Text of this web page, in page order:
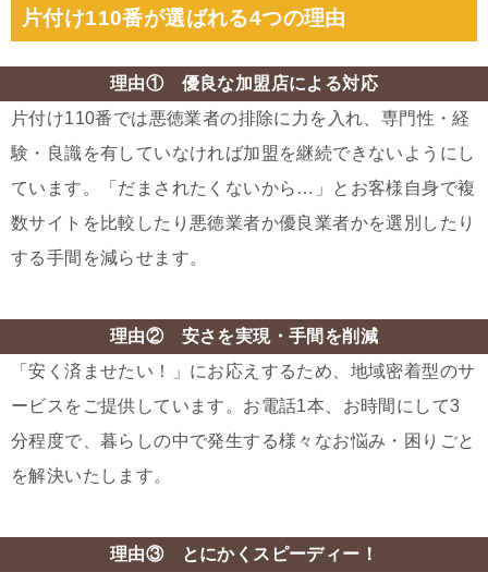
片付け110番が選ばれる4つの理由
理由① 優良な加盟店による対応
片付け110番では悪徳業者の排除に力を入れ、専門性・経
験・良識を有していなければ加盟を継続できないようにし
ています。「だまされたくないから…」とお客様自身で複
数サイトを比較したり悪徳業者か優良業者かを選別したり
する手間を減らせます。
理由② 安さを実現・手間を削減
「安く済ませたい！」にお応えするため、地域密着型のサ
ービスをご提供しています。お電話1本、お時間にして3
分程度で、暮らしの中で発生する様々なお悩み・困りごと
を解決いたします。
理由③ とにかくスピーディー！